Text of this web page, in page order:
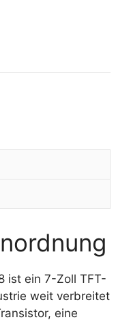
ist ein 7-Zoll TFT-
weit verbreitet
eine